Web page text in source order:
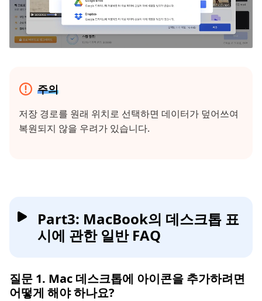
주의
저장 경로를 원래 위치로 선택하면 데이터가 덮어쓰여
복원되지 않을 우려가 있습니다.
Part3: MacBook의 데스크톱 표
시에 관한 일반 FAQ
질문 1. Mac 데스크톱에 아이콘을 추가하려면
어떻게 해야 하나요?